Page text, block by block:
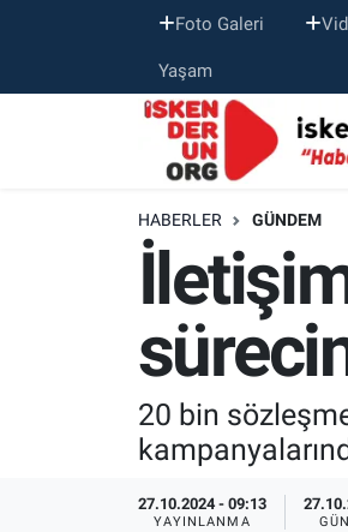
Foto Galeri
Yaşam
HABERLER GÜNDEM
20 bin
27.10.2024 - 09:13
YAYINLANMA